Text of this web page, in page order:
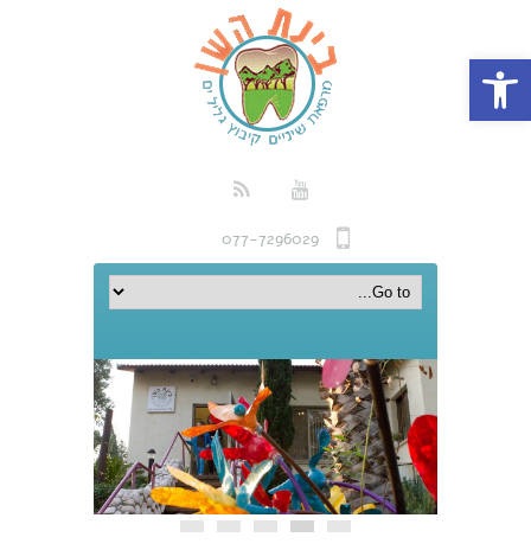
פתח סרגל נגישות
077-7296029